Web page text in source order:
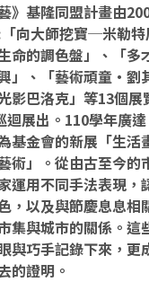
》基隆同盟計畫由
向大師挖寶─米勒
命的調色盤」、「多
」、「藝術頑童‧劉
影巴洛克」等13個展
迴展出。110學年廣達
基金會的新展「生活
術」。從由古至今的
運用不同手法表現，
，以及與節慶息息相
集與城市的關係。這
與巧手記錄下來，更
的證明。